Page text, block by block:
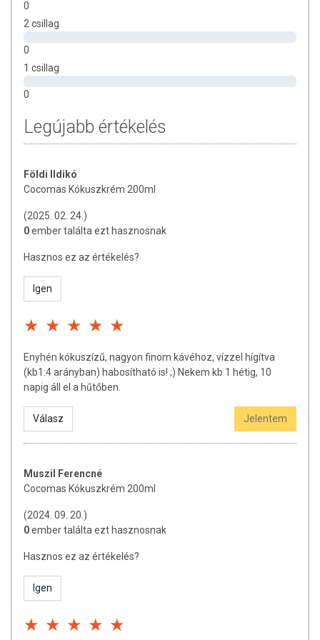
Az oldalunkon lévő adatokat folyamatosan frissítjük, törekszünk arra,
hogy ennek ellenére a webshopon szereplő adatok (beleértve a
termékfotókat, tápérték-, összetétel-, és allergén információkat is) csak
természetéből adódóan. A friss, aktuális információkat a termékek
0
2 csillag
0
1 csillag
0
Legújabb értékelés
Földi Ildikó
Cocomas Kókuszkrém 200ml
(2025. 02. 24.)
0ember találta ezt hasznosnak
Hasznos ez az értékelés?
Igen
Enyhén kókuszízű, nagyon finom kávéhoz, vízzel hígítva
(kb1:4 arányban) habosítható is! ;) Nekem kb 1 hétig, 10
napig áll el a hűtőben.
Válasz Jelentem
Muszil Ferencné
Cocomas Kókuszkrém 200ml
(2024. 09. 20.)
0ember találta ezt hasznosnak
Hasznos ez az értékelés?
Igen